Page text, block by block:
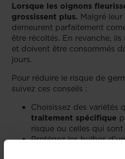
Lorsque les oignons
grossissent plus. Malgré
demeurent parfaitement
être récoltés. En revanche,
et doivent être consommés
jours.
Pour réduire le risque de
suivez ces conseils :
Choisissez des variétés
traitement spécifique
risque ou celles qui sont
Protégez les bulbes